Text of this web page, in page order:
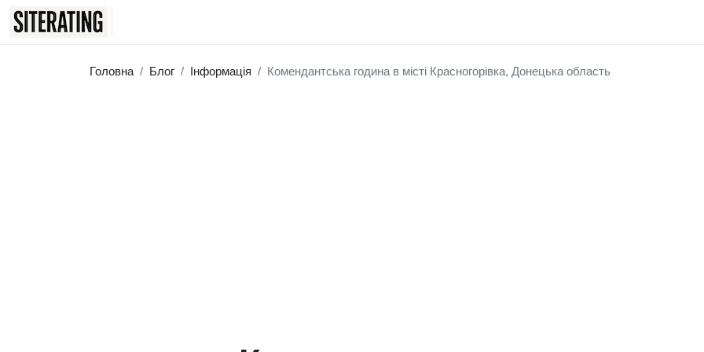
Головна Блог Інформація Комендантська година в місті Красногорівка, Донецька область